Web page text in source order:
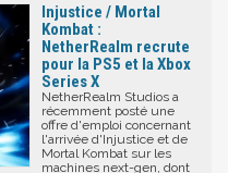
Injustice / Mortal
Kombat :
NetherRealm recrute
pour la PS5 et la Xbox
Series X
NetherRealm Studios a
récemment posté une
offre d'emploi concernant
l'arrivée d'Injustice et de
Mortal Kombat sur les
machines next-gen, dont